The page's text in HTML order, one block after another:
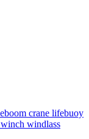
crane lifebuoy
winch windlass